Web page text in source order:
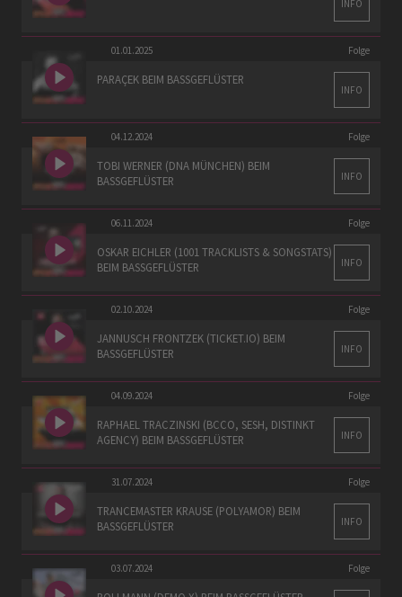
INFO
01.01.2025 Folge
PARAÇEK BEIM BASSGEFLÜSTER
INFO
04.12.2024 Folge
TOBI WERNER (DNA MÜNCHEN) BEIM
BASSGEFLÜSTER
INFO
06.11.2024 Folge
OSKAR EICHLER (1001 TRACKLISTS & SONGSTATS)
BEIM BASSGEFLÜSTER
INFO
02.10.2024 Folge
JANNUSCH FRONTZEK (TICKET.IO) BEIM
BASSGEFLÜSTER
INFO
04.09.2024 Folge
RAPHAEL TRACZINSKI (BCCO, SESH, DISTINKT
AGENCY) BEIM BASSGEFLÜSTER
INFO
31.07.2024 Folge
TRANCEMASTER KRAUSE (POLYAMOR) BEIM
BASSGEFLÜSTER
INFO
03.07.2024 Folge